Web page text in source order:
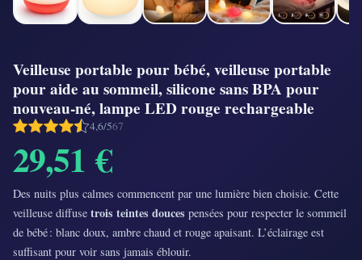
Veilleuse portable pour bébé, veilleuse portable
pour aide au sommeil, silicone sans BPA pour
nouveau-né, lampe LED rouge rechargeable
4,6/567
29,51 €
Des nuits plus calmes commencent par une lumière bien choisie. Cette
veilleuse diffuse trois teintes douces pensées pour respecter le sommeil
de bébé : blanc doux, ambre chaud et rouge apaisant. L’éclairage est
suffisant pour voir sans jamais éblouir.